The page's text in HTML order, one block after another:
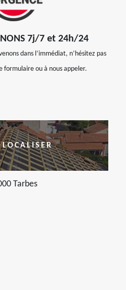
7j/7 et 24h/24
dans l’immédiat, n’hésitez pas
formulaire ou à nous appeler.
Tarbes